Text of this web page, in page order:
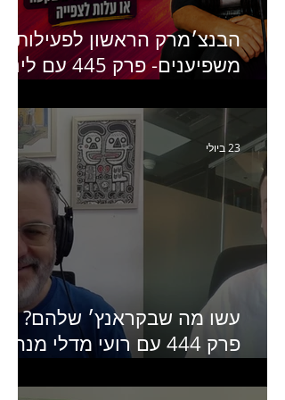
הבנצ׳מרק הראשון לפעילות
משפיענים- פרק 445 עם לינוי
Humanz ישראל
עשו מה שבקראנץ׳ שלהם?
פרק 444 עם רועי מדלי מנהל
23 ביולי